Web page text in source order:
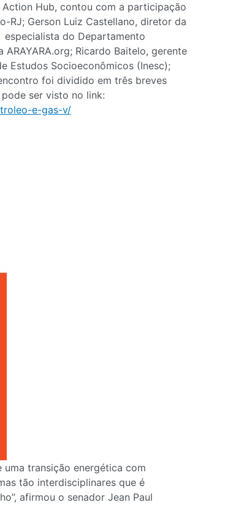
Action Hub, contou com a participação
RJ; Gerson Luiz Castellano, diretor da
especialista do Departamento
Ricardo Baitelo, gerente
Estudos Socioeconômicos (Inesc);
foi dividido em três breves
ser visto no link:
e-gas-v/
uma transição energética com
tão interdisciplinares que é
afirmou o senador Jean Paul